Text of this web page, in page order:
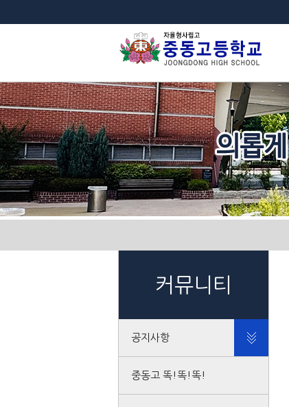
커뮤니티
공지사항
중동고 똑!똑!똑!